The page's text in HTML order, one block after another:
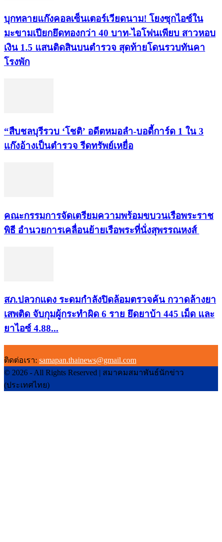
บุกทลายแก๊งคอลเซ็นเตอร์เวียดนาม! โยงซุกไอซ์ใน
มะขามเปียกยึดทองกว่า 40 บาท-ไอโฟนเพียบ สาวหอบ
เงิน 1.5 แสนติดสินบนตำรวจ สุดท้ายโดนรวบทันคา
โรงพัก
“สืบชลบุรีรวบ ‘โชติ’ อดีตหมอลำ-บอดี้การ์ด 1 ใน 3
แก๊งอ้างเป็นตำรวจ รีดทรัพย์เหยื่อ
คณะกรรมการจัดเตรียมความพร้อมขบวนเรือพระราช
พิธี อำนวยการเคลื่อนย้ายเรือพระที่นั่งสุพรรณหงส์
สภ.ปลวกแดง ระดมกำลังปิดล้อมตรวจค้น กวาดล้างยา
เสพติด จับกุมผู้กระทำผิด 6 ราย ยึดยาบ้า 445 เม็ด และ
ยาไอซ์ 4.88...
ติดต่อเรา: samapan.thainews@gmail.com
© 2026 - All Rights Reserved | สมาคมสมาพันธ์นักข่าว
(ประเทศไทย)